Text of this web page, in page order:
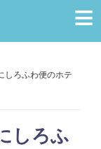
≡
しろふわ便のホテ
しろふ